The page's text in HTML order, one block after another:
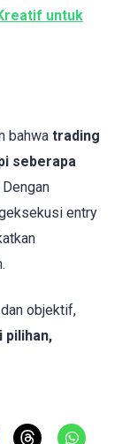
untuk
bahwa trading
seberapa
Dengan
entry
objektif,
pilihan,